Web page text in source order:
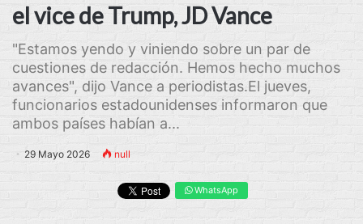
el vice de Trump, JD Vance
"Estamos yendo y viniendo sobre un par de
cuestiones de redacción. Hemos hecho muchos
avances", dijo Vance a periodistas.El jueves,
funcionarios estadounidenses informaron que
ambos países habían a...
29 Mayo 2026 null
WhatsApp